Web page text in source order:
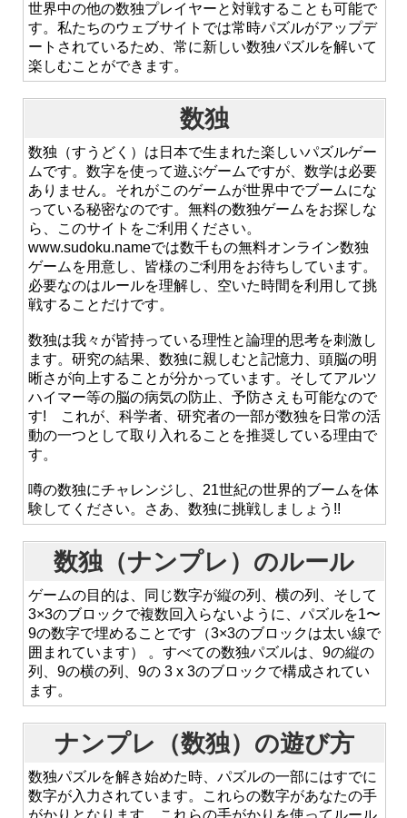
世界中の他の数独プレイヤーと対戦することも可能で
す。私たちのウェブサイトでは常時パズルがアップデ
ートされているため、常に新しい数独パズルを解いて
楽しむことができます。
数独
数独（すうどく）は日本で生まれた楽しいパズルゲー
ムです。数字を使って遊ぶゲームですが、数学は必要
ありません。それがこのゲームが世界中でブームにな
っている秘密なのです。無料の数独ゲームをお探しな
ら、このサイトをご利用ください。
www.sudoku.nameでは数千もの無料オンライン数独
ゲームを用意し、皆様のご利用をお待ちしています。
必要なのはルールを理解し、空いた時間を利用して挑
戦することだけです。
数独は我々が皆持っている理性と論理的思考を刺激し
ます。研究の結果、数独に親しむと記憶力、頭脳の明
晰さが向上することが分かっています。そしてアルツ
ハイマー等の脳の病気の防止、予防さえも可能なので
す! これが、科学者、研究者の一部が数独を日常の活
動の一つとして取り入れることを推奨している理由で
す。
噂の数独にチャレンジし、21世紀の世界的ブームを体
験してください。さあ、数独に挑戦しましょう!!
数独（ナンプレ）のルール
ゲームの目的は、同じ数字が縦の列、横の列、そして
3×3のブロックで複数回入らないように、パズルを1〜
9の数字で埋めることです（3×3のブロックは太い線で
囲まれています） 。すべての数独パズルは、9の縦の
列、9の横の列、9の 3 x 3のブロックで構成されてい
ます。
ナンプレ（数独）の遊び方
数独パズルを解き始めた時、パズルの一部にはすでに
数字が入力されています。これらの数字があなたの手
がかりとなります。これらの手がかりを使ってルール